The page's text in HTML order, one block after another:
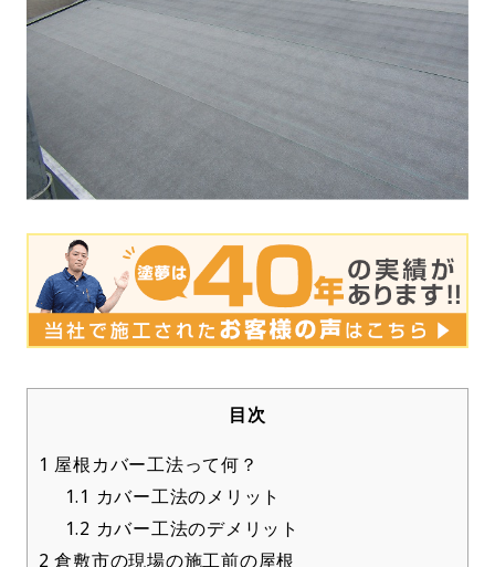
目次
1 屋根カバー工法って何？
1.1 カバー工法のメリット
1.2 カバー工法のデメリット
2 倉敷市の現場の施工前の屋根